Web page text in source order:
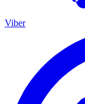
Viber